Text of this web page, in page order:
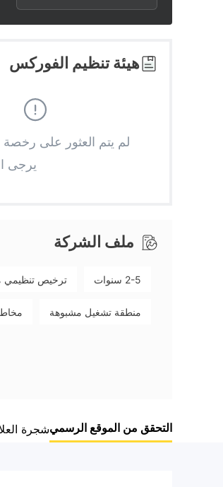
2
3
5
8
9
7
8
هيئة تنظيم الفوركس
لم يتم العثور على
يرجى
ملف الشركة
2-5 سنوات ترخيص
منطقة تشغيل مشبوهة
التحقق من الموقع الرسميشجرة